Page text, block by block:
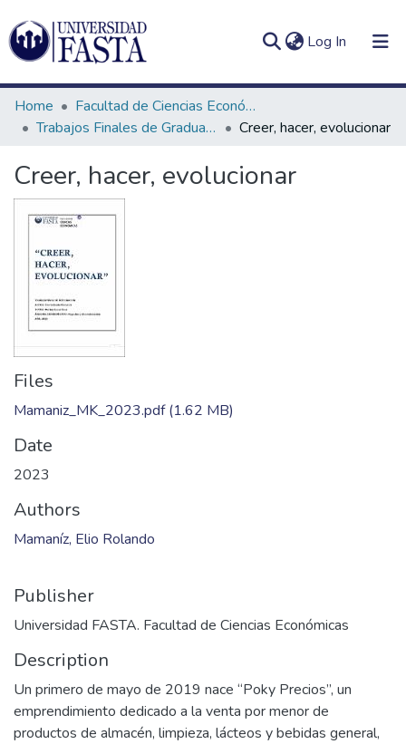
Log In (current)
Communities
&
Collections
All of DSpace
Statistics
Log
In(current)
Home
Facultad de Ciencias Económicas
Trabajos Finales de Graduación de Licenciatura en Marketing
Creer, hacer, evolucionar
Creer, hacer, evolucionar
Files
Mamaniz_MK_2023.pdf(1.62 MB)
Date
2023
Authors
Mamaníz, Elio Rolando
Publisher
Universidad FASTA. Facultad de Ciencias Económicas
Description
Un primero de mayo de 2019 nace “Poky Precios”, un
emprendimiento dedicado a la venta por menor de
productos de almacén, limpieza, lácteos y bebidas general,